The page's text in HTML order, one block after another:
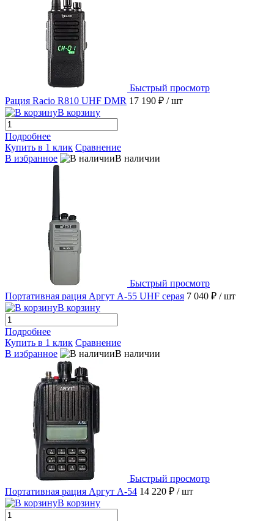
Быстрый просмотр
Рация Racio R810 UHF DMR 17 190 ₽ / шт
В корзину
Подробнее
Купить в 1 клик Сравнение
В избранное
В наличии
Быстрый просмотр
Портативная рация Аргут А-55 UHF серая 7 040 ₽ / шт
В корзину
Подробнее
Купить в 1 клик Сравнение
В избранное
В наличии
Быстрый просмотр
Портативная рация Аргут А-54 14 220 ₽ / шт
В корзину